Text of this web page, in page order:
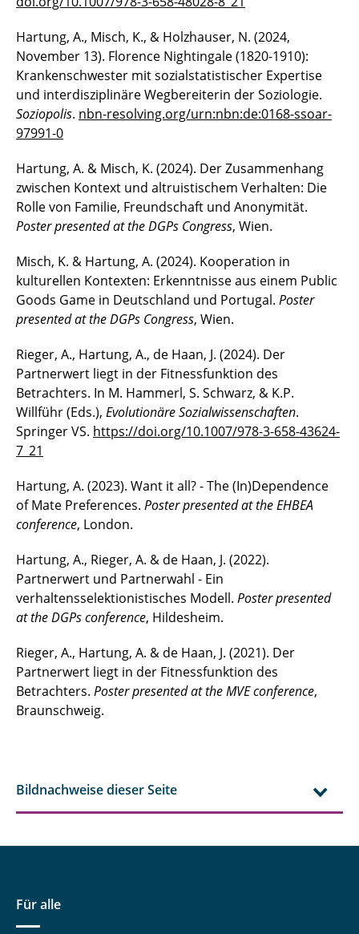
Hartung, A., Misch, K., & Holzhauser, N. (2024,
November 13). Florence Nightingale (1820-1910):
Krankenschwester mit sozialstatistischer Expertise
und interdisziplinäre Wegbereiterin der Soziologie.
Soziopolis. nbn-resolving.org/urn:nbn:de:0168-ssoar-
97991-0
Hartung, A. & Misch, K. (2024). Der Zusammenhang
zwischen Kontext und altruistischem Verhalten: Die
Rolle von Familie, Freundschaft und Anonymität.
Poster presented at the DGPs Congress, Wien.
Misch, K. & Hartung, A. (2024). Kooperation in
kulturellen Kontexten: Erkenntnisse aus einem Public
Goods Game in Deutschland und Portugal. Poster
presented at the DGPs Congress, Wien.
Rieger, A., Hartung, A., de Haan, J. (2024). Der
Partnerwert liegt in der Fitnessfunktion des
Betrachters. In M. Hammerl, S. Schwarz, & K.P.
Willführ (Eds.), Evolutionäre Sozialwissenschaften.
Springer VS. https://doi.org/10.1007/978-3-658-43624-
7_21
Hartung, A. (2023). Want it all? - The (In)Dependence
of Mate Preferences. Poster presented at the EHBEA
conference, London.
Hartung, A., Rieger, A. & de Haan, J. (2022).
Partnerwert und Partnerwahl - Ein
verhaltensselektionistisches Modell. Poster presented
at the DGPs conference, Hildesheim.
Rieger, A., Hartung, A. & de Haan, J. (2021). Der
Partnerwert liegt in der Fitnessfunktion des
Betrachters. Poster presented at the MVE conference,
Braunschweig.
Bildnachweise dieser Seite
Für alle